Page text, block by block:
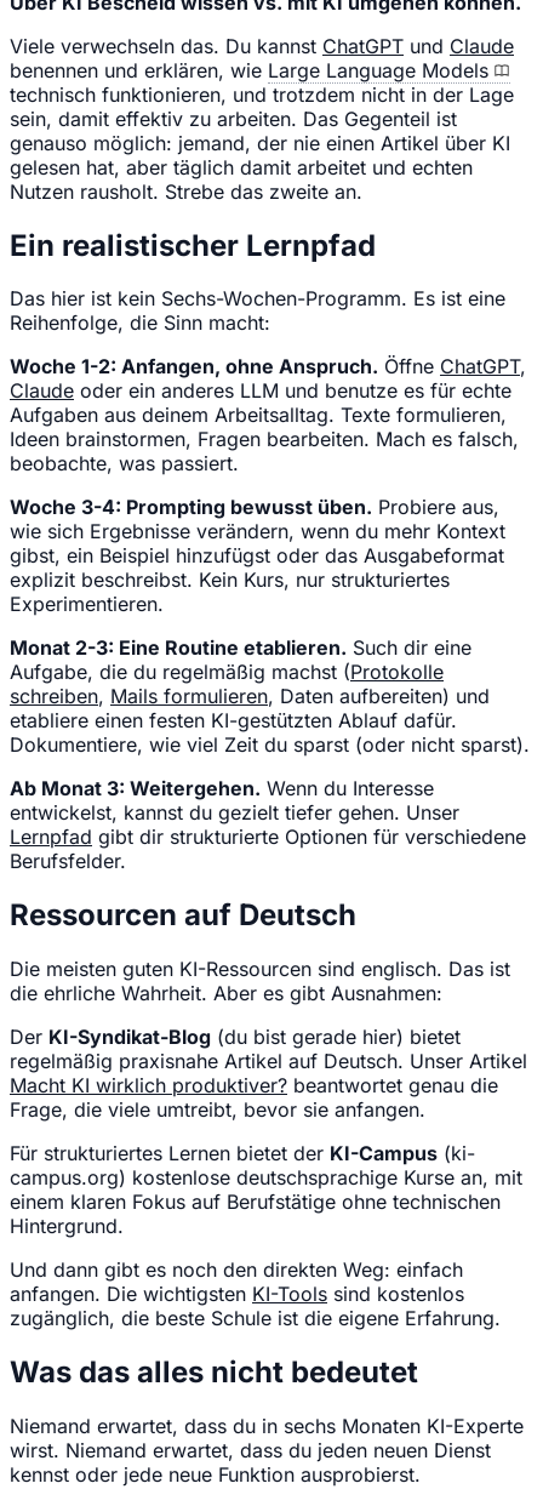
Viele verwechseln das. Du kannst ChatGPT und Claude
benennen und erklären, wie Large Language Models
technisch funktionieren, und trotzdem nicht in der Lage
sein, damit effektiv zu arbeiten. Das Gegenteil ist
genauso möglich: jemand, der nie einen Artikel über KI
gelesen hat, aber täglich damit arbeitet und echten
Nutzen rausholt. Strebe das zweite an.
Ein realistischer Lernpfad
Das hier ist kein Sechs-Wochen-Programm. Es ist eine
Reihenfolge, die Sinn macht:
Woche 1-2: Anfangen, ohne Anspruch. Öffne ChatGPT,
Claude oder ein anderes LLM und benutze es für echte
Aufgaben aus deinem Arbeitsalltag. Texte formulieren,
Ideen brainstormen, Fragen bearbeiten. Mach es falsch,
beobachte, was passiert.
Woche 3-4: Prompting bewusst üben. Probiere aus,
wie sich Ergebnisse verändern, wenn du mehr Kontext
gibst, ein Beispiel hinzufügst oder das Ausgabeformat
explizit beschreibst. Kein Kurs, nur strukturiertes
Experimentieren.
Monat 2-3: Eine Routine etablieren. Such dir eine
Aufgabe, die du regelmäßig machst (Protokolle
schreiben, Mails formulieren, Daten aufbereiten) und
etabliere einen festen KI-gestützten Ablauf dafür.
Dokumentiere, wie viel Zeit du sparst (oder nicht sparst).
Ab Monat 3: Weitergehen. Wenn du Interesse
entwickelst, kannst du gezielt tiefer gehen. Unser
Lernpfad gibt dir strukturierte Optionen für verschiedene
Berufsfelder.
Ressourcen auf Deutsch
Die meisten guten KI-Ressourcen sind englisch. Das ist
die ehrliche Wahrheit. Aber es gibt Ausnahmen:
Der KI-Syndikat-Blog (du bist gerade hier) bietet
regelmäßig praxisnahe Artikel auf Deutsch. Unser Artikel
Macht KI wirklich produktiver? beantwortet genau die
Frage, die viele umtreibt, bevor sie anfangen.
Für strukturiertes Lernen bietet der KI-Campus (ki-
campus.org) kostenlose deutschsprachige Kurse an, mit
einem klaren Fokus auf Berufstätige ohne technischen
Hintergrund.
Und dann gibt es noch den direkten Weg: einfach
anfangen. Die wichtigsten KI-Tools sind kostenlos
zugänglich, die beste Schule ist die eigene Erfahrung.
Was das alles nicht bedeutet
Niemand erwartet, dass du in sechs Monaten KI-Experte
wirst. Niemand erwartet, dass du jeden neuen Dienst
kennst oder jede neue Funktion ausprobierst.